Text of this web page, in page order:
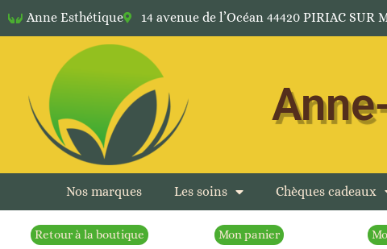
Anne Esthétique 14 avenue de l’Océan 44420 PIRIAC SUR
Nos marques Les soins Chèques cadeaux
Retour à la boutique Mon panier